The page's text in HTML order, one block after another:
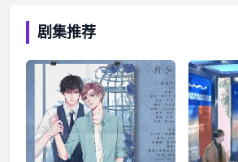
剧集推荐